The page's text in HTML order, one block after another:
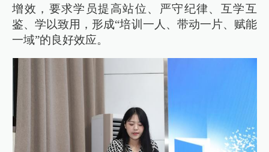
增效，要求学员提高站位、严守纪律、互学互
鉴、学以致用，形成“培训一人、带动一片、赋能
一域”的良好效应。